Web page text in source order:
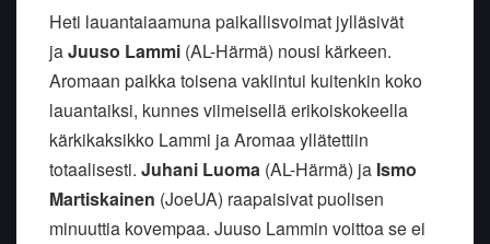
Heti lauantaiaamuna paikallisvoimat jylläsivät
jaJuuso Lammi (AL-Härmä) nousi kärkeen.
Aromaan paikka toisena vakiintui kuitenkin koko
lauantaiksi, kunnes viimeisellä erikoiskokeella
kärkikaksikko Lammi ja Aromaa yllätettiin
totaalisesti. Juhani Luoma (AL-Härmä) ja Ismo
Martiskainen (JoeUA) raapaisivat puolisen
minuuttia kovempaa. Juuso Lammin voittoa se ei